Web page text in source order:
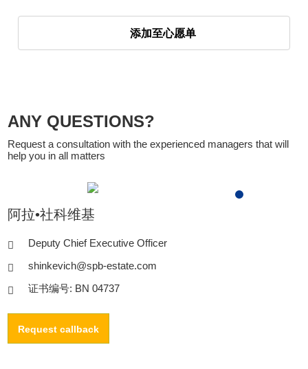
添加至心愿单
ANY QUESTIONS?
Request a consultation with the experienced managers that will
help you in all matters
阿拉•社科维基
Deputy Chief Executive Officer
shinkevich@spb-estate.com
证书编号: BN 04737
Request callback